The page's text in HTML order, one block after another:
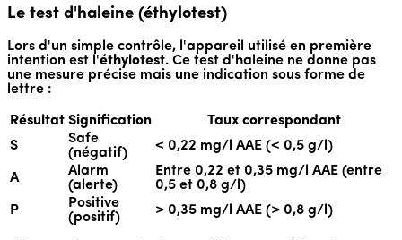
Le test d'haleine (éthylotest)
Lors d'un simple contrôle, l'appareil utilisé en première
intention est l'éthylotest. Ce test d'haleine ne donne pas
une mesure précise mais une indication sous forme de
lettre :
Résultat Signification
Taux correspondant
S
Safe
(négatif)
< 0,22 mg/l AAE (< 0,5 g/l)
A
Alarm
(alerte)
Entre 0,22 et 0,35 mg/l AAE (entre
0,5 et 0,8 g/l)
P
Positive
(positif)
> 0,35 mg/l AAE (> 0,8 g/l)